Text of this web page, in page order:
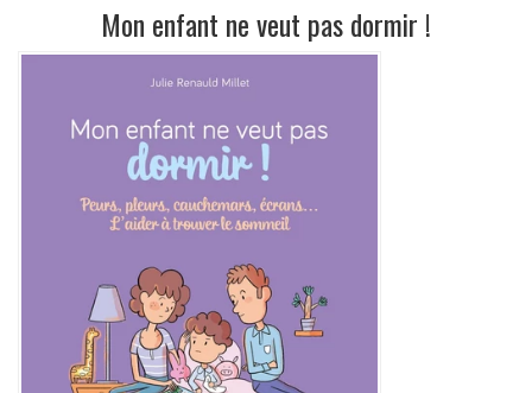
Mon enfant ne veut pas dormir !